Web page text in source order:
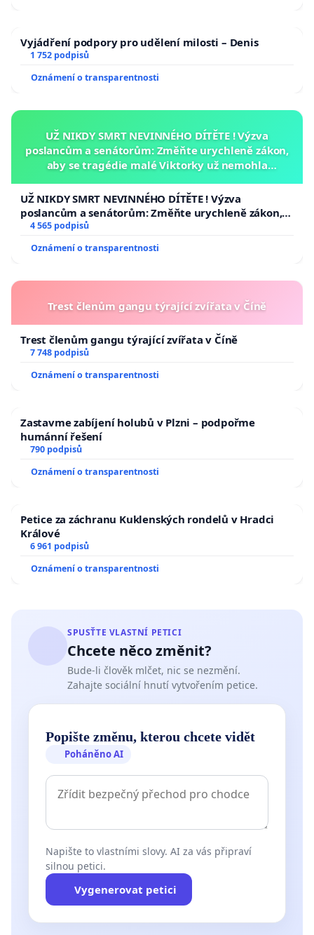
Vyjádření podpory pro udělení milosti – Denis
1 752 podpisů
Oznámení o transparentnosti
UŽ NIKDY SMRT NEVINNÉHO DÍTĚTE ! Výzva
poslancům a senátorům: Změňte urychleně zákon,
aby se tragédie malé Viktorky už nemohla
UŽ NIKDY SMRT NEVINNÉHO DÍTĚTE ! Výzva
poslancům a senátorům: Změňte urychleně zákon,
aby se tragédie malé Viktorky už nemohla opakovat!
4 565 podpisů
Oznámení o transparentnosti
Trest členům gangu týrající zvířata v Číně
Trest členům gangu týrající zvířata v Číně
7 748 podpisů
Oznámení o transparentnosti
Zastavme zabíjení holubů v Plzni – podpořme
humánní řešení
790 podpisů
Oznámení o transparentnosti
Petice za záchranu Kuklenských rondelů v Hradci
Králové
6 961 podpisů
Oznámení o transparentnosti
SPUSŤTE VLASTNÍ PETICI
Chcete něco změnit?
Bude-li člověk mlčet, nic se nezmění.
Zahajte sociální hnutí vytvořením petice.
Popište změnu, kterou chcete vidět
Poháněno AI
Napište to vlastními slovy. AI za vás připraví
silnou petici.
Vygenerovat petici